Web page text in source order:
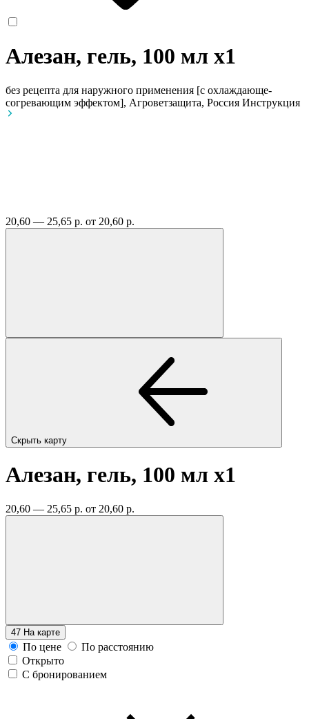
Алезан, гель, 100 мл x1
без рецепта для наружного применения [с охлаждающе-
согревающим эффектом], Агроветзащита, Россия Инструкция
20,60 — 25,65 р. от 20,60 р.
Скрыть карту
Алезан, гель, 100 мл x1
20,60 — 25,65 р. от 20,60 р.
47 На карте
По цене
По расстоянию
Открыто
С бронированием